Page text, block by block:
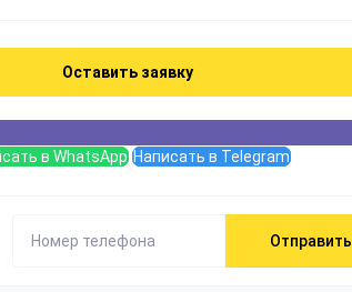
Оставить заявку
в WhatsApp Написать в Telegram
Отправить